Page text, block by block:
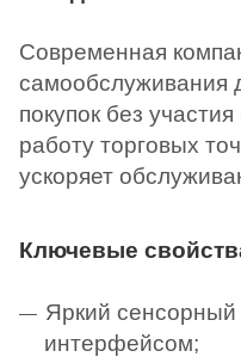
Современная
самообслуживания
покупок без
работу торговых
ускоряет
Ключевые
Яркий
интерфейсом;